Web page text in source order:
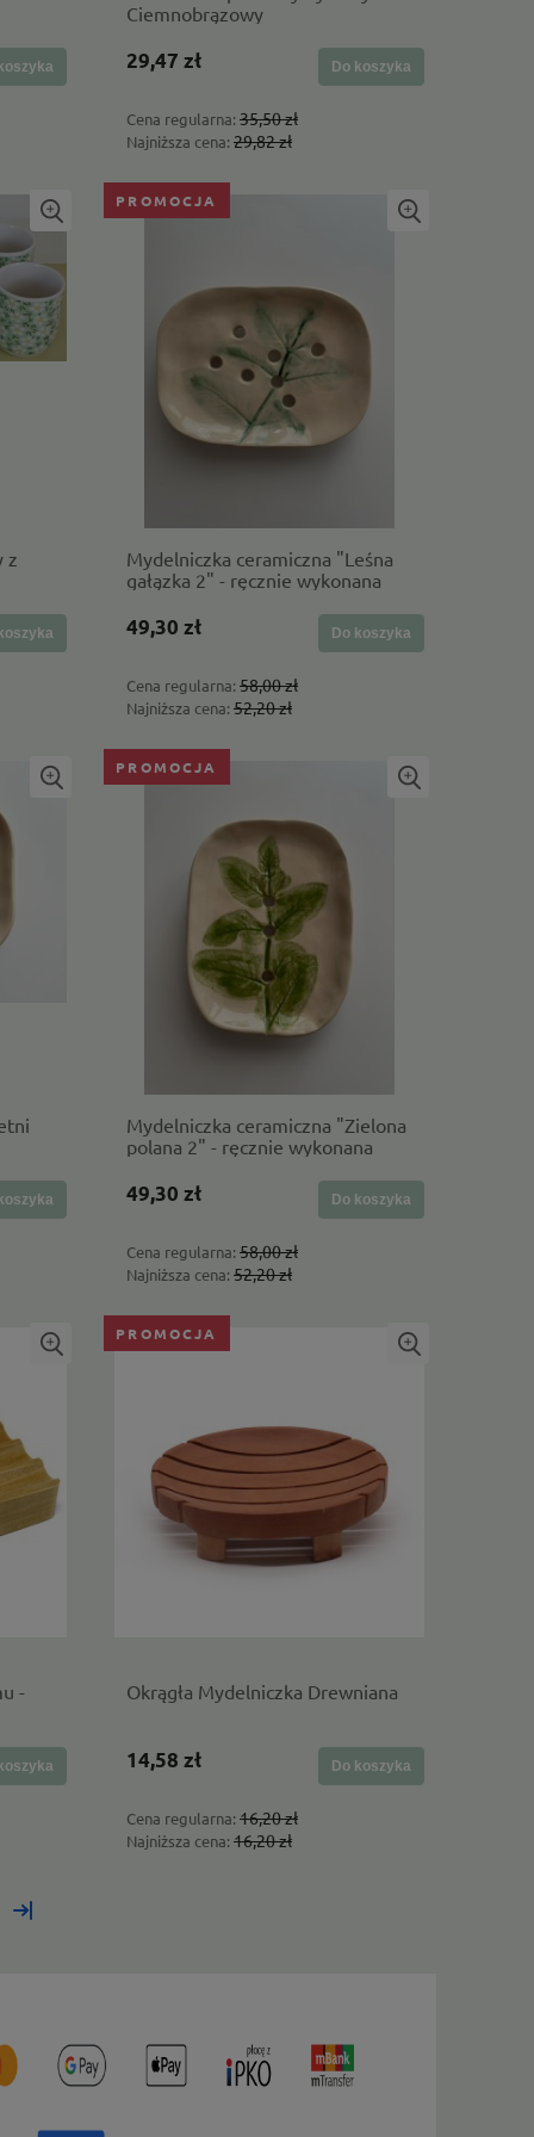
Najniższa cena:Ciemnobrązowy
29,47 zł
Cena regularna: 35,50 zł
Najniższa cena: 29,82 zł
Do koszyka
z
Mydelniczka ceramiczna "Leśna
gałązka 2" - ręcznie wykonana
49,30 zł
Cena regularna: 58,00 zł
Najniższa cena: 52,20 zł
Do koszyka
PROMOCJA
Mydelniczka ceramiczna "Zielona
polana 2" - ręcznie wykonana
49,30 zł
Cena regularna: 58,00 zł
Najniższa cena: 52,20 zł
Do koszyka
PROMOCJA
-
Okrągła Mydelniczka Drewniana
14,58 zł
Cena regularna: 16,20 zł
Najniższa cena: 16,20 zł
Do koszyka
PROMOCJA
»